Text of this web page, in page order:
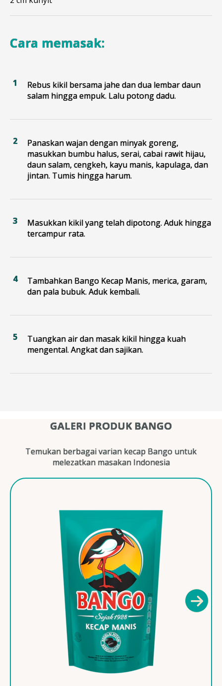
Cara memasak:
Rebus kikil bersama jahe dan dua lembar daun
salam hingga empuk. Lalu potong dadu.
Panaskan wajan dengan minyak goreng,
masukkan bumbu halus, serai, cabai rawit hijau,
daun salam, cengkeh, kayu manis, kapulaga, dan
jintan. Tumis hingga harum.
Masukkan kikil yang telah dipotong. Aduk hingga
tercampur rata.
Tambahkan Bango Kecap Manis, merica, garam,
dan pala bubuk. Aduk kembali.
Tuangkan air dan masak kikil hingga kuah
mengental. Angkat dan sajikan.
GALERI PRODUK BANGO
Temukan berbagai varian kecap Bango untuk
melezatkan masakan Indonesia